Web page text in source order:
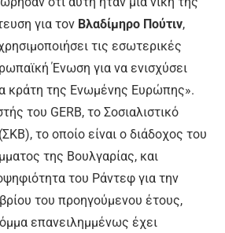
για τον Βλαδίμηρο Πούτιν,
τις εσωτερικές
Ένωση για να ενισχύσει
κράτη της Ενωμένης Ευρώπης».
του GERB, το Σοσιαλιστικό
το οποίο είναι ο διάδοχος του
της Βουλγαρίας, και
του Ράντεφ για την
του προηγούμενου έτους,
επανειλημμένως έχει